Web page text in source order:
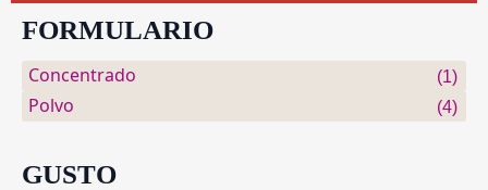
FORMULARIO
Concentrado (1)
Polvo (4)
GUSTO